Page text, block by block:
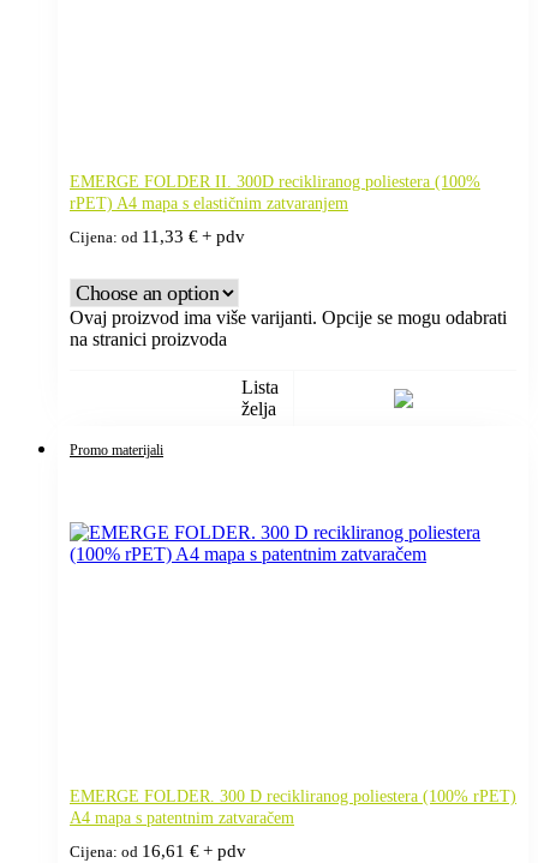
EMERGE FOLDER II. 300D recikliranog poliestera (100%
rPET) A4 mapa s elastičnim zatvaranjem
Cijena: od 11,33 €+ pdv
Ovaj proizvod ima više varijanti. Opcije se mogu odabrati
na stranici proizvoda
Lista
želja
Promo materijali
EMERGE FOLDER. 300 D recikliranog poliestera (100% rPET)
A4 mapa s patentnim zatvaračem
Cijena: od 16,61 €+ pdv